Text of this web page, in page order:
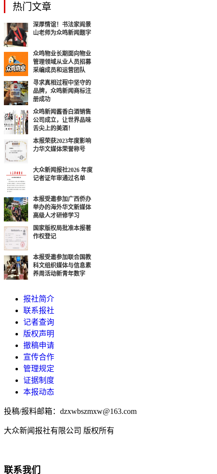
热门文章
深厚情谊！书法家阎景
山老师为众鸣新闻题字
众鸣物业长期面向物业
管理领域从业人员招募
采编成员和运营团队
寻求真相过程中坚守的
品牌，众鸣新闻商标注
册成功
众鸣新闻酱香白酒销售
公司成立，让世界品味
舌尖上的美酒！
本报荣获2023年度影响
力华文媒体荣誉称号
大众新闻报社2026 年度
记者证年审通过名单
本报受邀参加广西侨办
举办的海外华文新媒体
高级人才研修学习
国家版权局批准本报著
作权登记
本报受邀参加联合国教
科文组织媒体与信息素
养周活动新青年数字
报社简介
联系报社
记者查询
版权声明
撤稿申请
宣传合作
管理规定
证据制度
本报动态
投稿/报料邮箱：dzxwbszmxw@163.com
大众新闻报社有限公司 版权所有
联系我们